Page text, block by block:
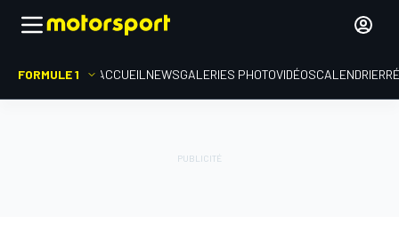
FORMULE 1 ACCUEIL NEWSGALERIES PHOTOVIDÉOSCALENDRIER